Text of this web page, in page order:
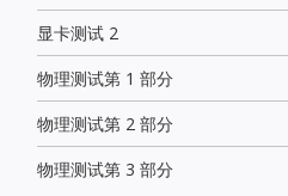
显卡测试 2
物理测试第 1 部分
物理测试第 2 部分
物理测试第 3 部分